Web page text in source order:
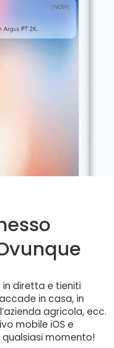
in diretta e tieniti
in casa, in
agricola, ecc.
mobile iOS e
qualsiasi momento!